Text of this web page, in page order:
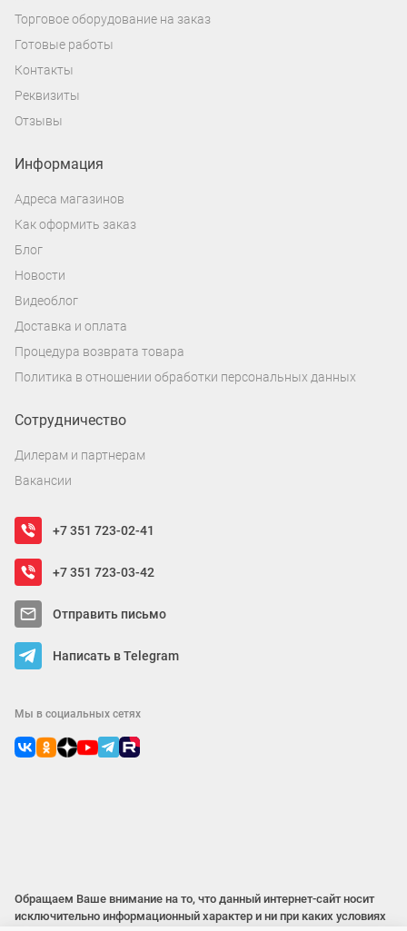
Торговое оборудование на заказ
Готовые работы
Контакты
Реквизиты
Отзывы
Информация
Адреса магазинов
Как оформить заказ
Блог
Новости
Видеоблог
Доставка и оплата
Процедура возврата товара
Политика в отношении обработки персональных данных
Сотрудничество
Дилерам и партнерам
Вакансии
+7 351 723-02-41
+7 351 723-03-42
Отправить письмо
Написать в Telegram
Мы в социальных сетях
Обращаем Ваше внимание на то, что данный интернет-сайт носит
исключительно информационный характер и ни при каких условиях